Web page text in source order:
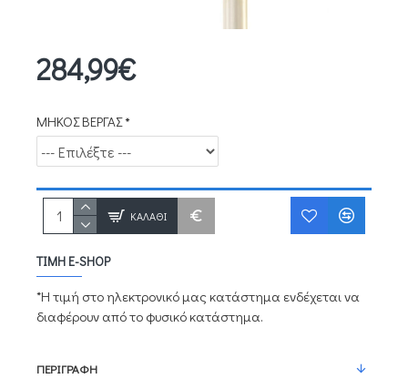
ΤΙΜΉ E-SHOP
*Η τιμή στο ηλεκτρονικό μας κατάστημα ενδέχεται να
διαφέρουν από το φυσικό κατάστημα.
ΠΕΡΙΓΡΑΦΉ
284,99€
ΜΗΚΟΣ ΒΕΡΓΑΣ
ΚΑΛΆΘΙ